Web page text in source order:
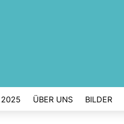
2025 ÜBER UNS BILDER